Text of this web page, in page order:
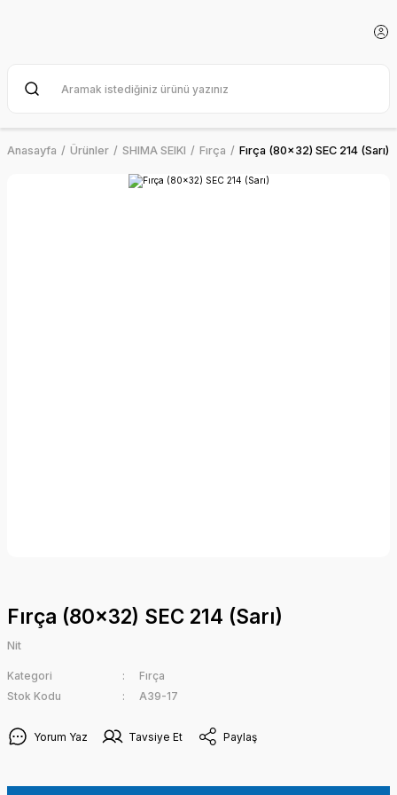
Anasayfa Ürünler SHIMA SEIKI Fırça Fırça (80x32) SEC 214 (Sarı)
Fırça (80x32) SEC 214 (Sarı)
Nit
Kategori
Fırça
Stok Kodu
A39-17
Yorum Yaz Tavsiye Et Paylaş